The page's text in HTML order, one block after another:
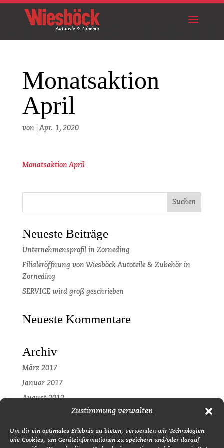
Zustimmung verwalten
Um dir ein optimales Erlebnis zu bieten, verwenden wir Technologien
wie Cookies, um Geräteinformationen zu speichern und/oder darauf
Monatsaktion
April
von Apr. 1, 2020
Monatsaktion April
Neueste Beiträge
Unternehmensprofil in Zorneding
Filialeröffnung von Wiesböck Autoteile & Zubehör in
Zorneding
SERVICE wird groß geschrieben
Neueste Kommentare
Archiv
März 2017
Januar 2017
August 2012
Kategorien
Pressemitteilung